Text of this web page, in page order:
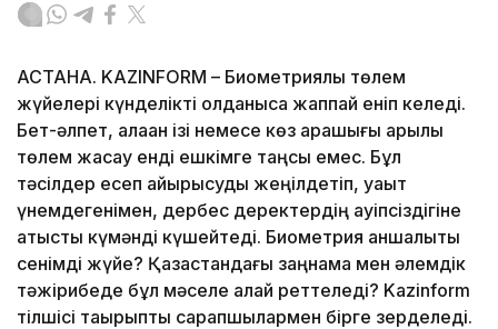
АСТАНА. KAZINFORM – Биометриялық төлем
жүйелері күнделікті қолданысқа жаппай еніп келеді.
Бет-әлпет, алақан ізі немесе көз қарашығы арқылы
төлем жасау енді ешкімге таңсық емес. Бұл
тәсілдер есеп айырысуды жеңілдетіп, уақыт
үнемдегенімен, дербес деректердің қауіпсіздігіне
қатысты күмәнді күшейтеді. Биометрия қаншалықты
сенімді жүйе? Қазақстандағы заңнама мен әлемдік
тәжірибеде бұл мәселе қалай реттеледі? Kazinform
тілшісі тақырыпты сарапшылармен бірге зерделеді.